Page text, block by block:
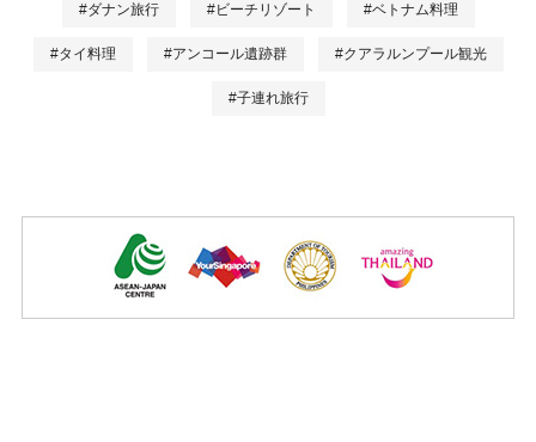
#ダナン旅行 #ビーチリゾート #ベトナム料理
#タイ料理 #アンコール遺跡群 #クアラルンプール観光
#子連れ旅行